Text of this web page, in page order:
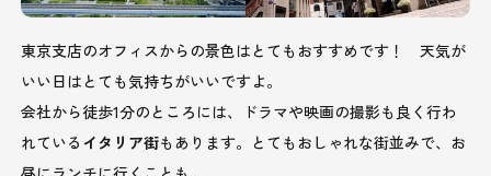
東京支店のオフィスからの景色はとてもおすすめです！ 天気が
いい日はとても気持ちがいいですよ。
会社から徒歩1分のところには、ドラマや映画の撮影も良く行わ
れている イタリア街もあります。とてもおしゃれな街並みで、お